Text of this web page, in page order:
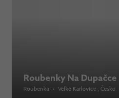
Roubenky Na Dupačce
Roubenka • Velké Karlovice , Česko